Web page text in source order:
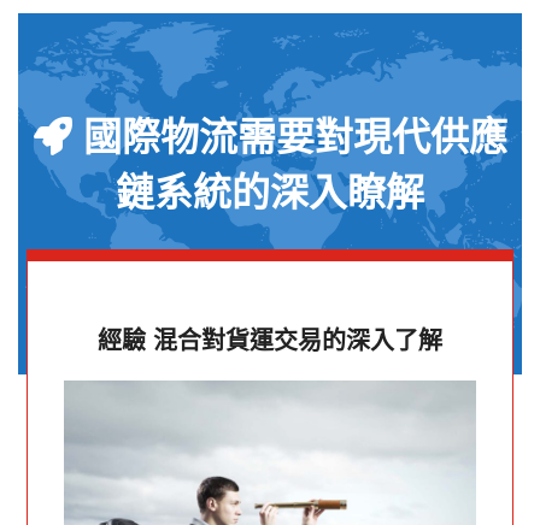
國際物流需要對現代供應
鏈系統的深入瞭解
經驗 混合對貨運交易的深入了解